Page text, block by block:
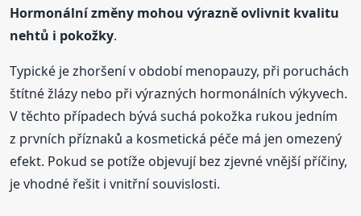
Hormonální změny mohou výrazně ovlivnit kvalitu
nehtů i pokožky.
Typické je zhoršení v období menopauzy, při poruchách
štítné žlázy nebo při výrazných hormonálních výkyvech.
V těchto případech bývá suchá pokožka rukou jedním
z prvních příznaků a kosmetická péče má jen omezený
efekt. Pokud se potíže objevují bez zjevné vnější příčiny,
je vhodné řešit i vnitřní souvislosti.